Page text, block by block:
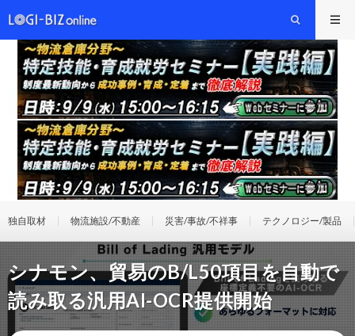
独自取材 物流施設/不動産 災害/事故/不祥事 テクノロジー/製品
シナモン、貿易のB/L50項目を自動で
読み取る汎用AI-OCR提供開始